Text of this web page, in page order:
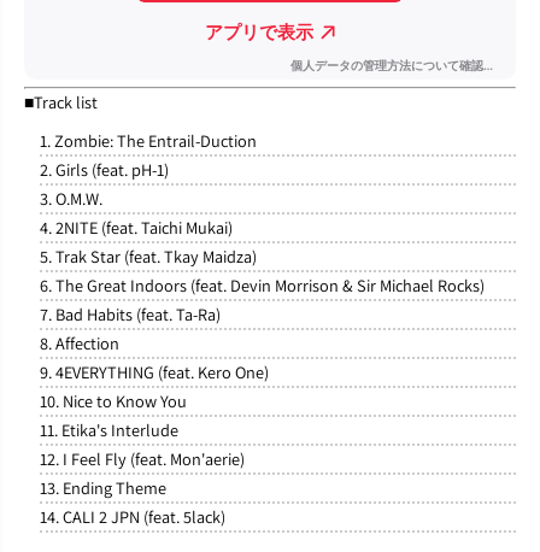
■Track list
1. Zombie: The Entrail-Duction
2. Girls (feat. pH-1)
3. O.M.W.
4. 2NITE (feat. Taichi Mukai)
5. Trak Star (feat. Tkay Maidza)
6. The Great Indoors (feat. Devin Morrison & Sir Michael Rocks)
7. Bad Habits (feat. Ta-Ra)
8. Affection
9. 4EVERYTHING (feat. Kero One)
10. Nice to Know You
11. Etika's Interlude
12. I Feel Fly (feat. Mon'aerie)
13. Ending Theme
14. CALI 2 JPN (feat. 5lack)